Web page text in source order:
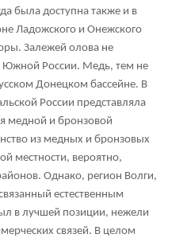
была доступна также и в
Ладожского и Онежского
Залежей олова не
Южной России. Медь, тем не
Донецком бассейне. В
России представляла
медной и бронзовой
из медных и бронзовых
местности, вероятно,
Однако, регион Волги,
естественным
в лучшей позиции, нежели
связей. В целом